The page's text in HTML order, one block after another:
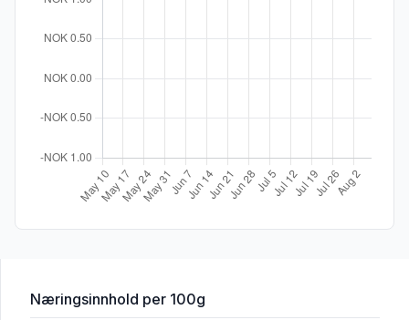
Næringsinnhold for 'Hysekaker 1kg Petters Sjømat'
per 100g